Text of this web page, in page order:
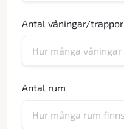
Antal våningar/trappor
Antal rum